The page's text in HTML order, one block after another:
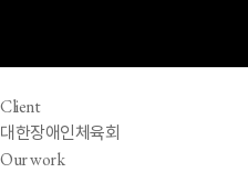
Client
대한장애인체육회
Our work